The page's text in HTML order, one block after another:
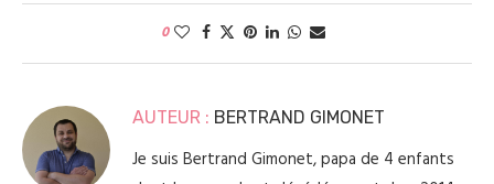
0
AUTEUR : BERTRAND GIMONET
Je suis Bertrand Gimonet, papa de 4 enfants